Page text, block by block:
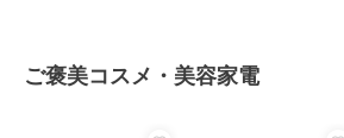
ご褒美コスメ・美容家電